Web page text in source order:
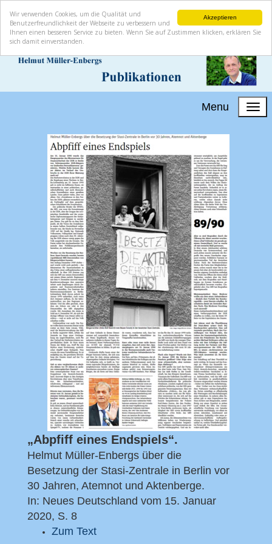
Akzeptieren
Wir verwenden Cookies, um die Qualität und
Benutzerfreundlichkeit der Webseite zu verbessern und
Ihnen einen besseren Service zu bieten. Wenn Sie auf Zustimmen klicken, erklären Sie
sich damit einverstanden.
Menu
„Abpfiff eines Endspiels“.
Helmut Müller-Enbergs über die
Besetzung der Stasi-Zentrale in Berlin vor
30 Jahren, Atemnot und Aktenberge.
In: Neues Deutschland vom 15. Januar
2020, S. 8
Zum Text